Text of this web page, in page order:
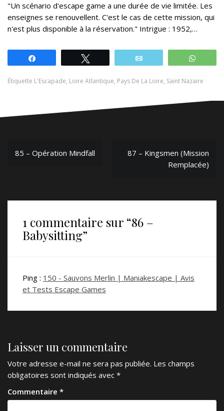
"Un scénario d'escape game a une durée de vie limitée. Les
enseignes se renouvellent. C'est le cas de cette mission, qui
n'est plus disponible à la réservation." Intrigue : 1952,…
Étiquette L'Escapade, Loire Atlantique, Pays De La Loire, Saint Nazaire
Navigation
85 – Opération Mindfall
87 – Kingsmen (Mission
Remplacée)
1 commentaire sur “86 –
Babysitting”
Ping : 150 - Sauvons Merlin | Maniakescape | Avis
et Tests Escape Games
Laisser un commentaire
Votre adresse e-mail ne sera pas publiée. Les champs
obligatoires sont indiqués avec *
Commentaire *